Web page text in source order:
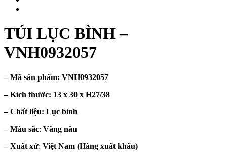
TÚI LỤC BÌNH –
VNH0932057
– Mã sản phẩm: VNH0932057
– Kích thước: 13 x 30 x H27/38
– Chất liệu: Lục bình
– Màu sắc: Vàng nâu
– Xuất xứ: Việt Nam (Hàng xuất khẩu)